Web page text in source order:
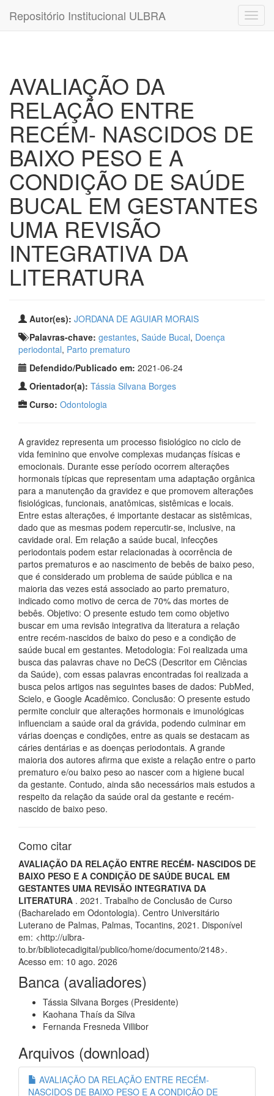
Repositório Institucional ULBRA
AVALIAÇÃO DA
RELAÇÃO ENTRE
RECÉM- NASCIDOS DE
BAIXO PESO E A
CONDIÇÃO DE SAÚDE
BUCAL EM GESTANTES
UMA REVISÃO
INTEGRATIVA DA
LITERATURA
Autor(es): JORDANA DE AGUIAR MORAIS
Palavras-chave: gestantes, Saúde Bucal, Doença
periodontal, Parto prematuro
Defendido/Publicado em: 2021-06-24
Orientador(a): Tássia Silvana Borges
Curso: Odontologia
A gravidez representa um processo fisiológico no ciclo de
vida feminino que envolve complexas mudanças físicas e
emocionais. Durante esse período ocorrem alterações
hormonais típicas que representam uma adaptação orgânica
para a manutenção da gravidez e que promovem alterações
fisiológicas, funcionais, anatômicas, sistêmicas e locais.
Entre estas alterações, é importante destacar as sistêmicas,
dado que as mesmas podem repercutir-se, inclusive, na
cavidade oral. Em relação a saúde bucal, infecções
periodontais podem estar relacionadas à ocorrência de
partos prematuros e ao nascimento de bebês de baixo peso,
que é considerado um problema de saúde pública e na
maioria das vezes está associado ao parto prematuro,
indicado como motivo de cerca de 70% das mortes de
bebês. Objetivo: O presente estudo tem como objetivo
buscar em uma revisão integrativa da literatura a relação
entre recém-nascidos de baixo do peso e a condição de
saúde bucal em gestantes. Metodologia: Foi realizada uma
busca das palavras chave no DeCS (Descritor em Ciências
da Saúde), com essas palavras encontradas foi realizada a
busca pelos artigos nas seguintes bases de dados: PubMed,
Scielo, e Google Acadêmico. Conclusão: O presente estudo
permite concluir que alterações hormonais e imunológicas
influenciam a saúde oral da grávida, podendo culminar em
várias doenças e condições, entre as quais se destacam as
cáries dentárias e as doenças periodontais. A grande
maioria dos autores afirma que existe a relação entre o parto
prematuro e/ou baixo peso ao nascer com a higiene bucal
da gestante. Contudo, ainda são necessários mais estudos a
respeito da relação da saúde oral da gestante e recém-
nascido de baixo peso.
Como citar
AVALIAÇÃO DA RELAÇÃO ENTRE RECÉM- NASCIDOS DE
BAIXO PESO E A CONDIÇÃO DE SAÚDE BUCAL EM
GESTANTES UMA REVISÃO INTEGRATIVA DA
LITERATURA . 2021. Trabalho de Conclusão de Curso
(Bacharelado em Odontologia). Centro Universitário
Luterano de Palmas, Palmas, Tocantins, 2021. Disponível
em: <http://ulbra-
to.br/bibliotecadigital/publico/home/documento/2148>.
Acesso em: 10 ago. 2026
Banca (avaliadores)
Tássia Silvana Borges (Presidente)
Kaohana Thaís da Silva
Fernanda Fresneda Villibor
Arquivos (download)
AVALIAÇÃO DA RELAÇÃO ENTRE RECÉM-
NASCIDOS DE BAIXO PESO E A CONDIÇÃO DE